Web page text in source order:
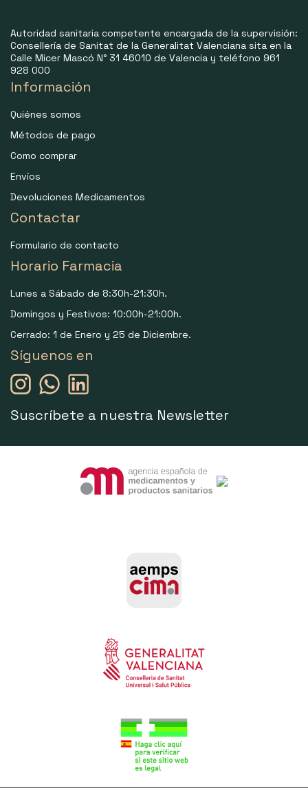
Autoridad sanitaria competente encargada de la supervisión:
Consellería de Sanitat de la Generalitat Valenciana sita en la
Calle Micer Mascó N° 31 46010 de Valencia y teléfono 961
928 000
Información
Quiénes somos
Métodos de pago
Como comprar
Envíos
Devoluciones Medicamentos
Contactar
Formulario de contacto
Horario Farmacia
Lunes a Sábado de 8:30h-21:30h.
Domingos y Festivos: 10:00h-21:00h.
Cerrado: 1 de Enero y 25 de Diciembre.
Síguenos en
Suscríbete a nuestra Newsletter